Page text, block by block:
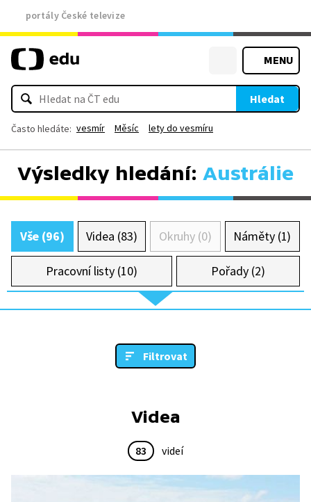
portály České televize
MENU
Hledat
Často hledáte: vesmír Měsíc lety do vesmíru
Výsledky hledání: Austrálie
Vše (96) Videa (83) Okruhy (0) Náměty (1)
Pracovní listy (10) Pořady (2)
Filtrovat
Videa
83 videí